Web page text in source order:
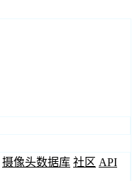
摄像头数据库 社区 API